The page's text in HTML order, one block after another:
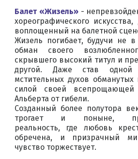
Балет «Жизель»-
хореографического
воплощенный на балетной
Жизель погибает, будучи не
обман своего
скрывшего высокий титул и
другой. Даже став
мстительных духов
силой своей всепрощающей
Альберта от гибели.
Созданный более полутора
трогает и поныне,
реальность, где любовь
обречена, и призрачный
чувство торжествует.